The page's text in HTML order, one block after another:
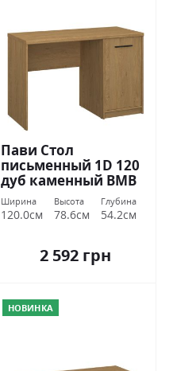
Пави Стол
письменный 1D 120
дуб каменный ВМВ
Холдинг
Ширина
120.0см
Высота
78.6см
Глубина
54.2см
2 592 грн
НОВИНКА